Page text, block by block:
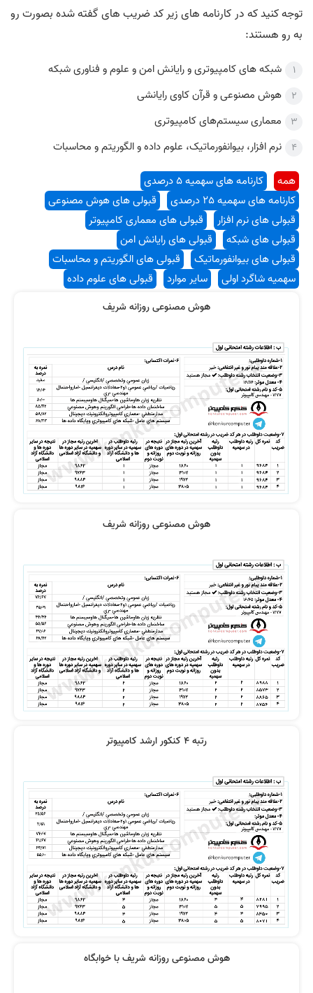
نظر رتبه 1 کنکور ارشد کامپیوتر و آیتی
1404
نظر رتبه 1 کنکور ارشد کامپیوتر 1403
نظر رتبه 2 کنکور ارشد نظر رتبه 6 کنکور ارشد کامپیوتر
نظر رتبه 6 کنکور 1400 نظر رتبه 68 کنکور ارشد کامپیوتر 1403
نظر رتبه 68 کنکور ارشد آیتی 1403 فیلم ها خیلی قابل فهم و روان است
رتبه 9 :فیلم ها بی نقص بود
از پایه ضعیف تا شریف
نطر رتبه 10: کیفیت تدریس استاد
رضوی خیلی خوبه
نظر رتبه 16: کیفیت تدریس خیلی عالی
بود
جزوه کامل و ویدیوهای خیلی خوب
نحوه انتقال دانش استاد رضوی بینظیر
است
ویدیوها خیلی جامع و کامل بودند واقعا تدریس اساتید عالی بودند
توجه کنید که در کارنامه های زیر کد ضریب های گفته شده بصورت رو
به رو هستند:
شبکه های کامپیوتری و رایانش امن و علوم و فناوری شبکه
هوش مصنوعی و قرآن کاوی رایانشی
معماری سیستم‌های کامپیوتری
نرم افزار، بیوانفورماتیک، علوم داده و الگوریتم و محاسبات
همه
کارنامه های سهمیه 5 درصدی
کارنامه های سهمیه 25 درصدی
قبولی های هوش مصنوعی
قبولی های نرم افزار
قبولی های معماری کامپیوتر
قبولی های شبکه
قبولی های رایانش امن
قبولی های بیوانفورماتیک
قبولی های الگوریتم و محاسبات
سهمیه شاگرد اولی
سایر موارد قبولی های علوم داده
هوش مصنوعی روزانه شریف
هوش مصنوعی روزانه شریف
رتبه 4 کنکور ارشد کامپیوتر
هوش مصنوعی روزانه شریف با خوابگاه